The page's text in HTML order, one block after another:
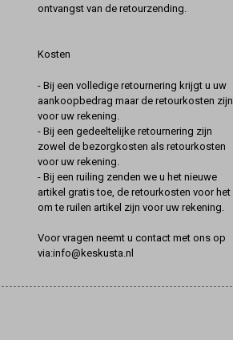
ontvangst van de retourzending.
Kosten
- Bij een volledige retournering krijgt u uw
aankoopbedrag maar de retourkosten zijn
voor uw rekening.
- Bij een gedeeltelijke retournering zijn
zowel de bezorgkosten als retourkosten
voor uw rekening.
- Bij een ruiling zenden we u het nieuwe
artikel gratis toe, de retourkosten voor het
om te ruilen artikel zijn voor uw rekening.
Voor vragen neemt u contact met ons op
via:info@keskusta.nl